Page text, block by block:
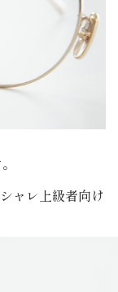
ャレ上級者向け